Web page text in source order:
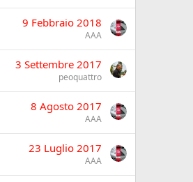
9 Febbraio 2018
AAA
3 Settembre 2017
peoquattro
8 Agosto 2017
AAA
23 Luglio 2017
AAA